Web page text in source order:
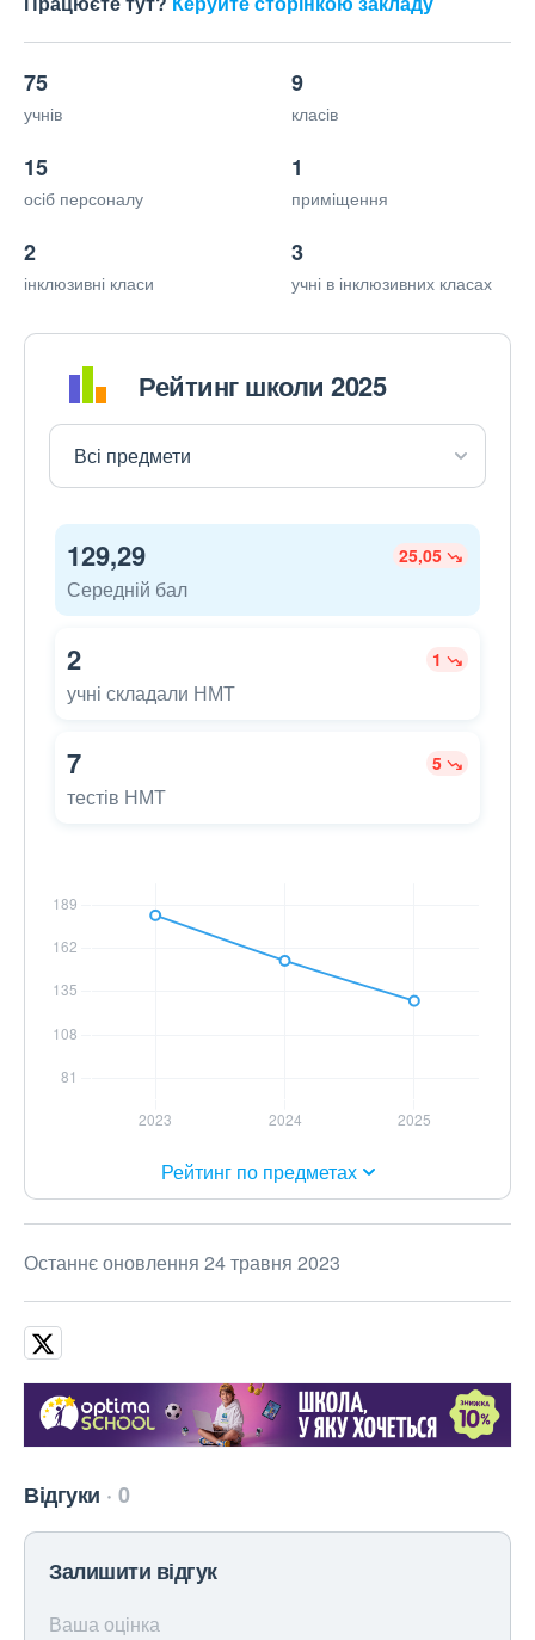
75
учнів
9
класів
15
осіб персоналу
1
приміщення
2
інклюзивні класи
3
учні в інклюзивних класах
Рейтинг школи 2025
129,29 25,05
Середній бал
2 1
учні складали НМТ
7 5
тестів НМТ
Рейтинг по предметах
Останнє оновлення 24 травня 2023
Відгуки 0
Залишити відгук
Ваша оцінка